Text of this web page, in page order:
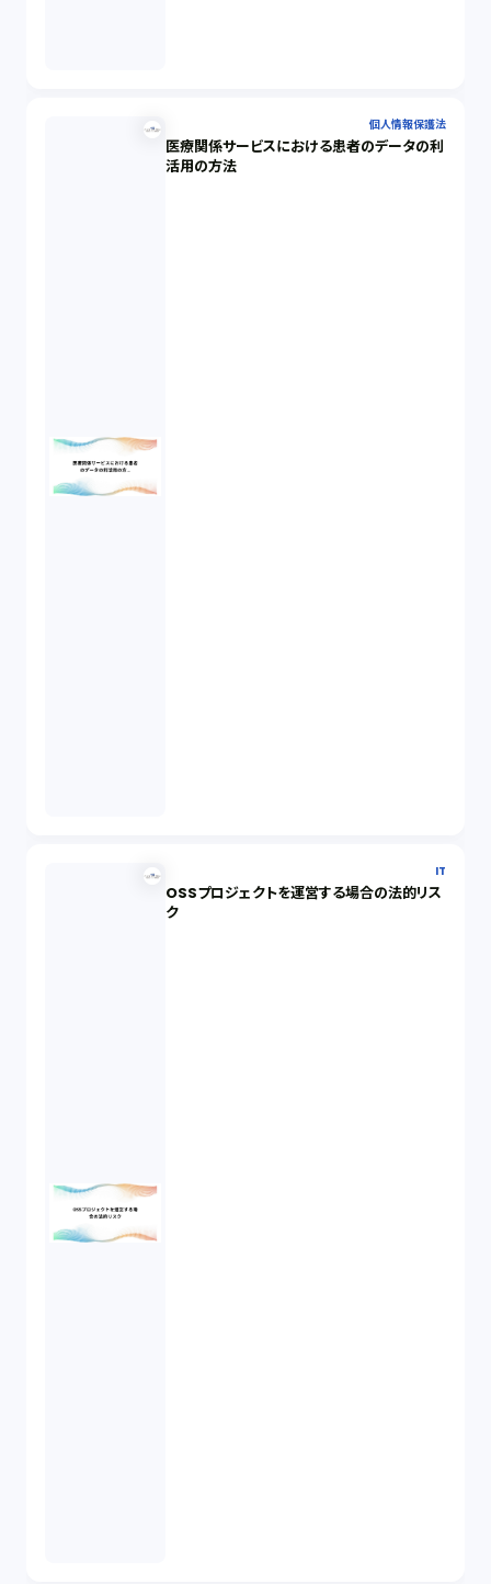
個人情報保護法
医療関係サービスにおける患者のデータの利
活用の方法
IT
OSSプロジェクトを運営する場合の法的リス
ク